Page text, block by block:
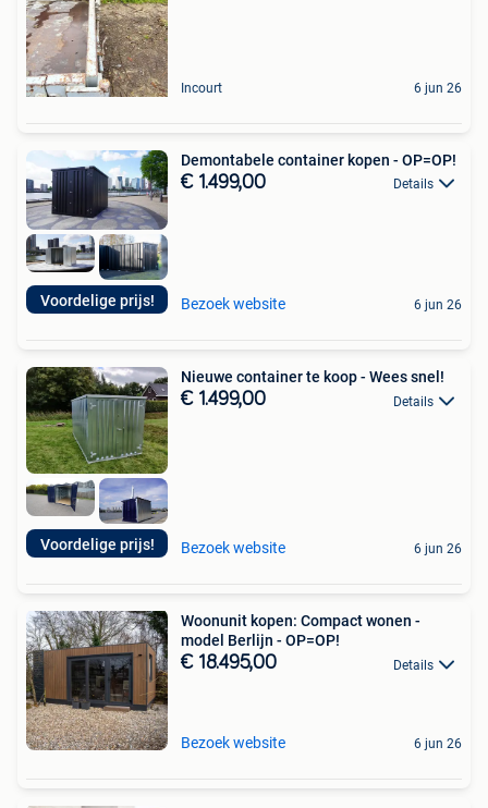
Incourt 6 jun 26
Voordelige prijs!
Demontabele container kopen - OP=OP!
€ 1.499,00 Details
Bezoek website 6 jun 26
Voordelige prijs!
Nieuwe container te koop - Wees snel!
€ 1.499,00 Details
Bezoek website 6 jun 26
Woonunit kopen: Compact wonen -
model Berlijn - OP=OP!
€ 18.495,00 Details
Bezoek website 6 jun 26